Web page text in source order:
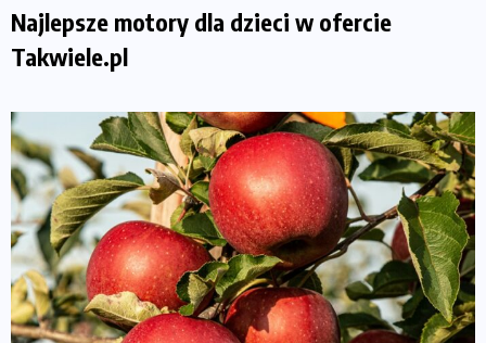
Najlepsze motory dla dzieci w ofercie
Takwiele.pl